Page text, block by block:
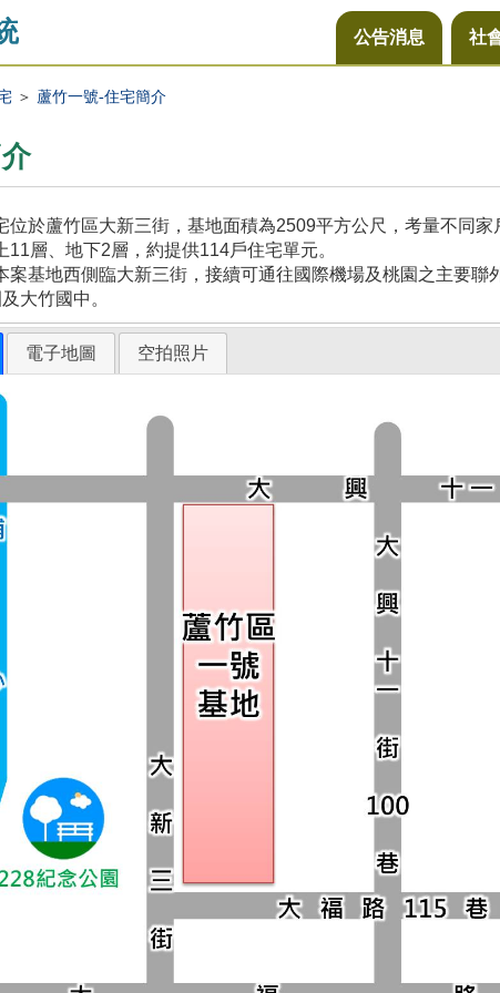
公告消息 社
＞ 蘆竹一號-住宅簡介
位於蘆竹區大新三街，基地面積為2509平方公尺，考量不同
11層、地下2層，約提供114戶住宅單元。
案基地西側臨大新三街，接續可通往國際機場及桃園之主要聯
大竹國中。
電子地圖 空拍照片